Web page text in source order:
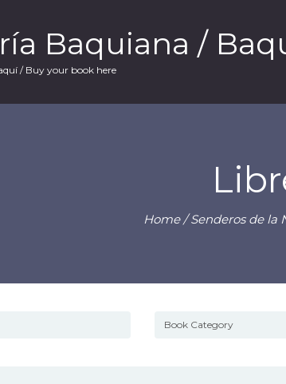
Baquiana /
/ Buy your book here
Home/Senderos de la